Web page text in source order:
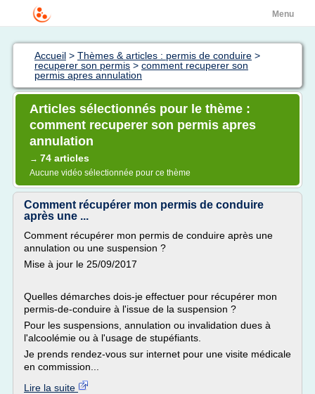
Menu
Accueil > Thèmes & articles : permis de conduire >
recuperer son permis > comment recuperer son
permis apres annulation
Articles sélectionnés pour le thème :
comment recuperer son permis apres
annulation
→ 74 articles
Aucune vidéo sélectionnée pour ce thème
Comment récupérer mon permis de conduire
après une ...
Comment récupérer mon permis de conduire après une
annulation ou une suspension ?
Mise à jour le 25/09/2017
Quelles démarches dois-je effectuer pour récupérer mon
permis-de-conduire à l'issue de la suspension ?
Pour les suspensions, annulation ou invalidation dues à
l'alcoolémie ou à l'usage de stupéfiants.
Je prends rendez-vous sur internet pour une visite médicale
en commission...
Lire la suite